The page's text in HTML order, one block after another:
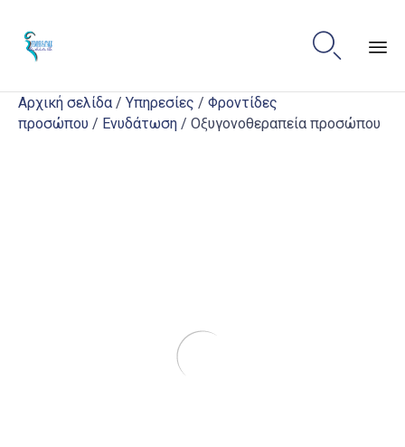

Αρχική σελίδα / Υπηρεσίες / Φροντίδες
προσώπου / Ενυδάτωση / Οξυγονοθεραπεία προσώπου